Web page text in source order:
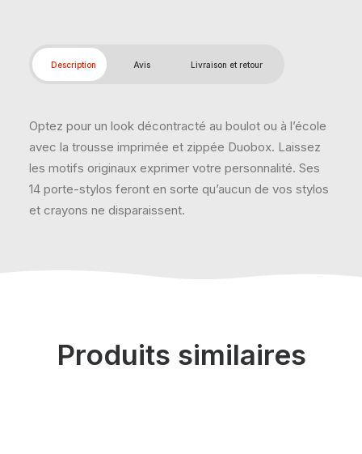
Description Avis Livraison et retour
Optez pour un look décontracté au boulot ou à l’école
avec la trousse imprimée et zippée Duobox. Laissez
les motifs originaux exprimer votre personnalité. Ses
14 porte-stylos feront en sorte qu’aucun de vos stylos
et crayons ne disparaissent.
Produits similaires